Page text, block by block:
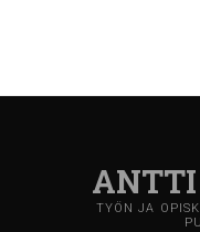
TYÖN JA